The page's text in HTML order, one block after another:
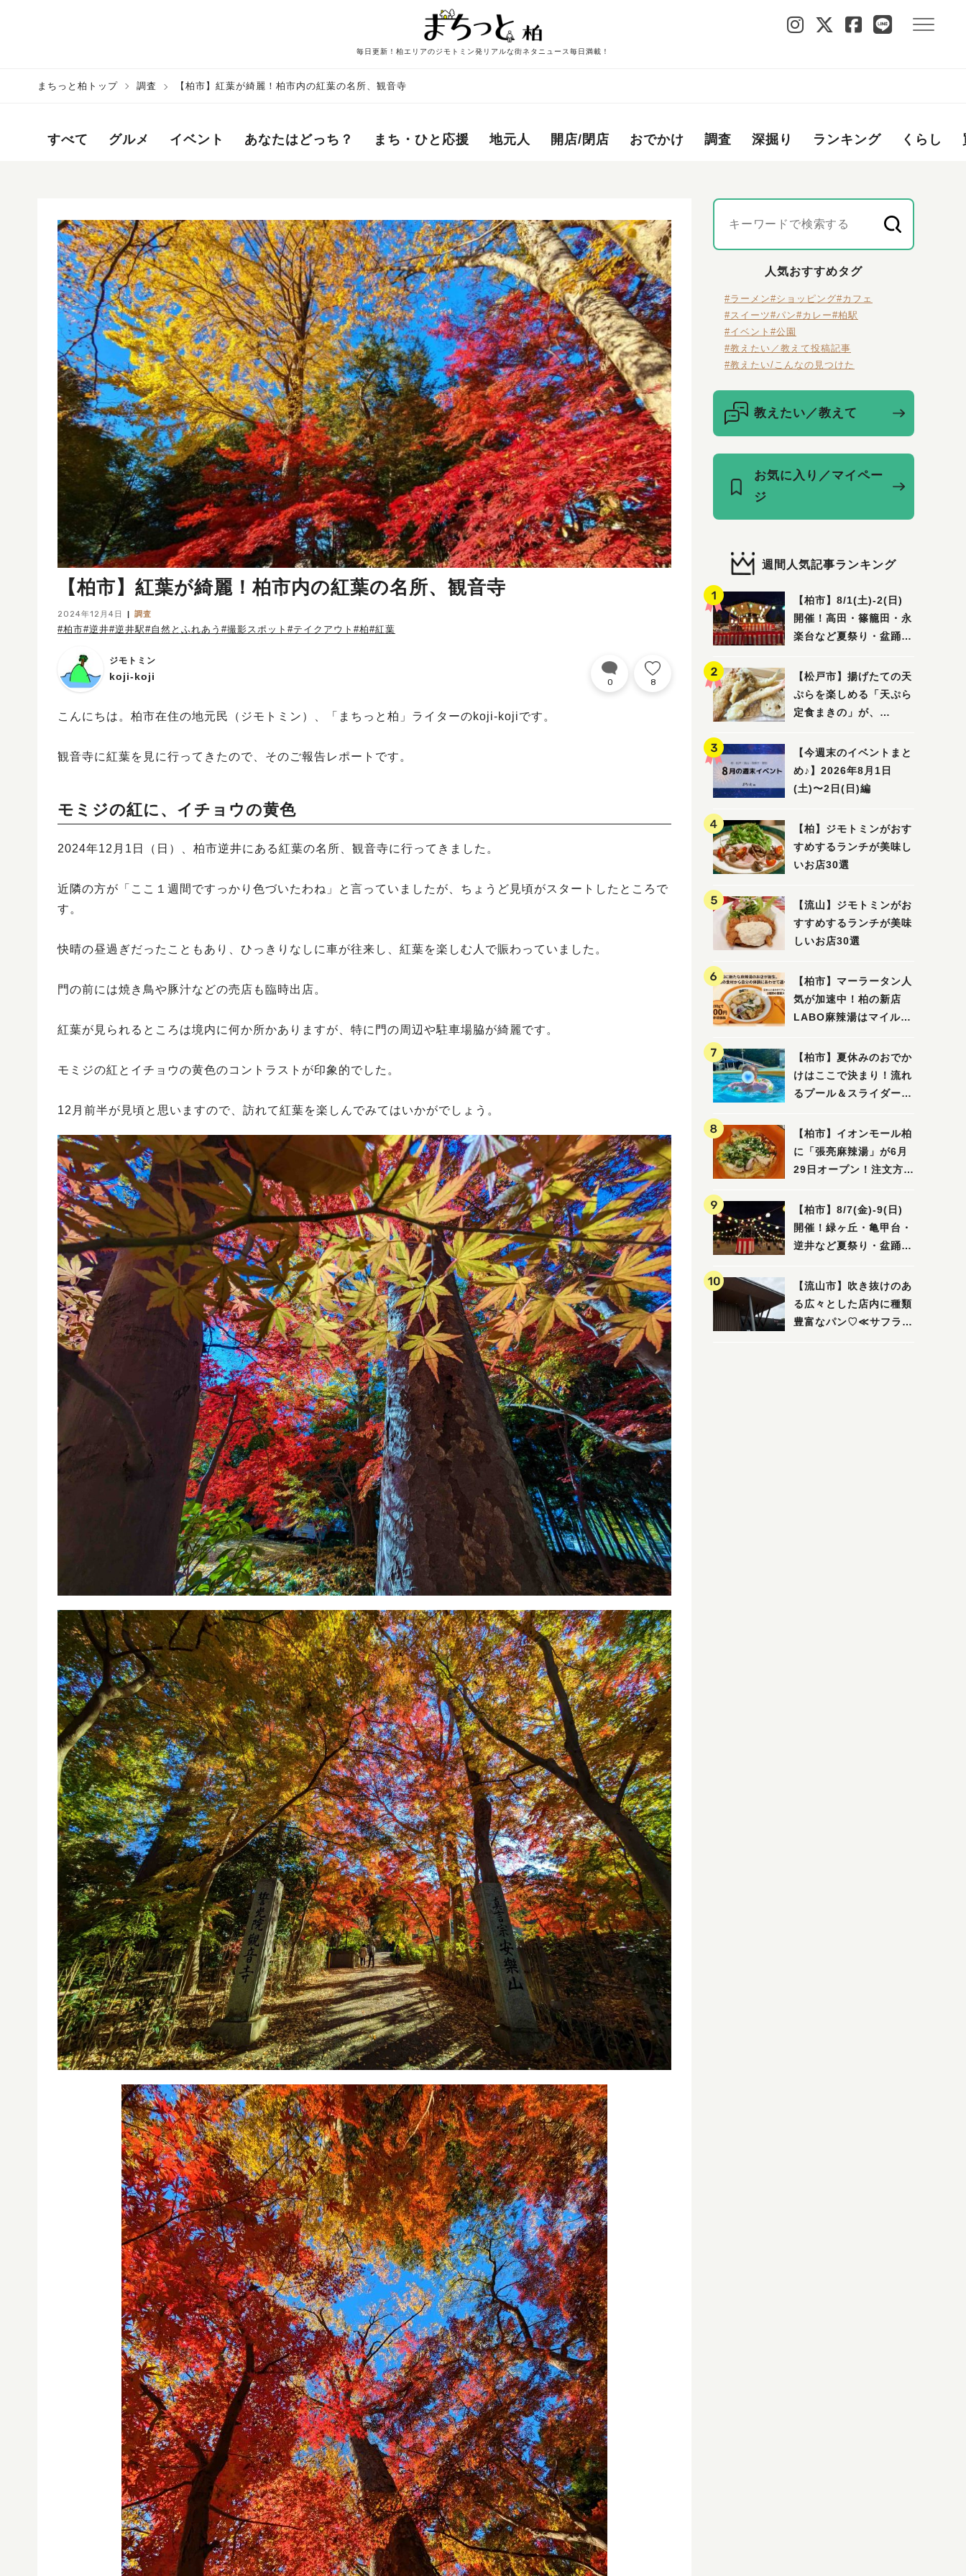
毎日更新！柏エリアのジモトミン発リアルな街ネタニュース毎日満載！
まちっと柏トップ 調査 【柏市】紅葉が綺麗！柏市内の紅葉の名所、観音寺
すべて グルメ イベント あなたはどっち？ まち・ひと応援 地元人 開店/閉店 おでかけ 調査 深掘り ランキング くらし
【柏市】紅葉が綺麗！柏市内の紅葉の名所、観音寺
2024年12月4日 調査
#柏市#逆井#逆井駅#自然とふれあう #撮影スポット #テイクアウト #柏#紅葉
ジモトミン
koji-koji 0 8
こんにちは。柏市在住の地元民（ジモトミン）、「まちっと柏」ライターのkoji-kojiです。
観音寺に紅葉を見に行ってきたので、そのご報告レポートです。
モミジの紅に、イチョウの黄色
2024年12月1日（日）、柏市逆井にある紅葉の名所、観音寺に行ってきました。
近隣の方が「ここ１週間ですっかり色づいたわね」と言っていましたが、ちょうど見頃がスタートしたところで
す。
快晴の昼過ぎだったこともあり、ひっきりなしに車が往来し、紅葉を楽しむ人で賑わっていました。
門の前には焼き鳥や豚汁などの売店も臨時出店。
紅葉が見られるところは境内に何か所かありますが、特に門の周辺や駐車場脇が綺麗です。
モミジの紅とイチョウの黄色のコントラストが印象的でした。
12月前半が見頃と思いますので、訪れて紅葉を楽しんでみてはいかがでしょう。
人気おすすめタグ
#ラーメン#ショッピング#カフェ
#スイーツ#パン#カレー#柏駅
#イベント #公園
#教えたい／教えて投稿記事
#教えたい/こんなの見つけた
教えたい／教えて
お気に入り／マイペー
ジ
週間人気記事ランキング
【柏市】8/1(土)‐2(日)
開催！高田・篠籠田・永
楽台など夏祭り・盆踊り
【松戸市】揚げたての天
ぷらを楽しめる「天ぷら
定食まきの」が、
【今週末のイベントまと
め♪】2026年8月1日
(土)〜2日(日)編
【柏】ジモトミンがおす
すめするランチが美味し
いお店30選
【流山】ジモトミンがお
すすめするランチが美味
しいお店30選
【柏市】マーラータン人
気が加速中！柏の新店
LABO麻辣湯はマイルド
【柏市】夏休みのおでか
けはここで決まり！流れ
るプール＆スライダーに
ル」を親子で満喫してき
ました！
【柏市】イオンモール柏
に「張亮麻辣湯」が6月
29日オープン！注文方法
ビュー
【柏市】8/7(金)‐9(日)
開催！緑ヶ丘・亀甲台・
逆井など夏祭り・盆踊り
【流山市】吹き抜けのあ
る広々とした店内に種類
豊富なパン♡≪サフラン